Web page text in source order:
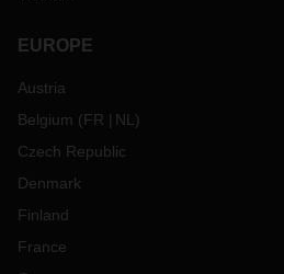
EUROPE
Austria
Belgium (FR NL )
Czech Republic
Denmark
Finland
France